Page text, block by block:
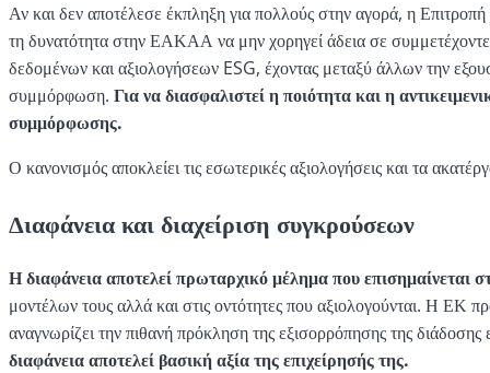
Αν και δεν αποτέλεσε έκπληξη για πολλούς στην αγορά, η
τη δυνατότητα στην ΕΑΚΑΑ να μην χορηγεί άδεια σε
δεδομένων και αξιολογήσεων ESG, έχοντας μεταξύ άλλων την
συμμόρφωση. Για να διασφαλιστεί η ποιότητα και η
συμμόρφωσης.
Ο κανονισμός αποκλείει τις εσωτερικές αξιολογήσεις και τα
Διαφάνεια και διαχείριση συγκρούσεων
Η διαφάνεια αποτελεί πρωταρχικό μέλημα που επισημαίνεται
μοντέλων τους αλλά και στις οντότητες που αξιολογούνται. Η
αναγνωρίζει την πιθανή πρόκληση της εξισορρόπησης της
διαφάνεια αποτελεί βασική αξία της επιχείρησής της.